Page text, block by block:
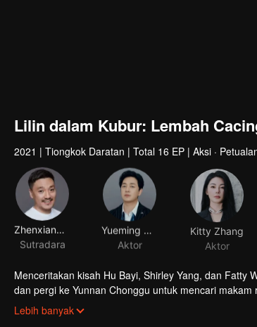
Lilin dalam Kubur: Lembah
2021 | Tiongkok Daratan | Total 16 EP | Aksi ·
Sutradara
Aktor
Kitty Zhang
Aktor
Menceritakan kisah Hu Bayi, Shirley Yang, dan Fatty
dan pergi ke Yunnan Chonggu untuk mencari
menghilangkan kutukan yang membuat kulit
tanah beracun, melakukan perjalanan serta
Lebih banyak